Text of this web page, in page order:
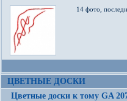
14 фото,
ЦВЕТНЫЕ ДОСКИ
Цветные доски к тому GA